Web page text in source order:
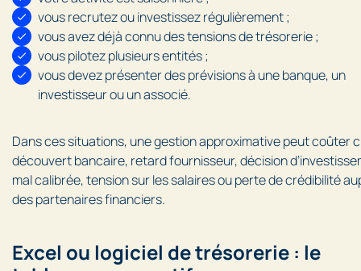
vous recrutez ou investissez régulièrement ;
vous avez déjà connu des tensions de trésorerie ;
vous pilotez plusieurs entités ;
vous devez présenter des prévisions à une banque, un
investisseur ou un associé.
Dans ces situations, une gestion approximative peut coûter
découvert bancaire, retard fournisseur, décision
mal calibrée, tension sur les salaires ou perte de crédibilité
des partenaires financiers.
Excel ou logiciel de trésorerie : le